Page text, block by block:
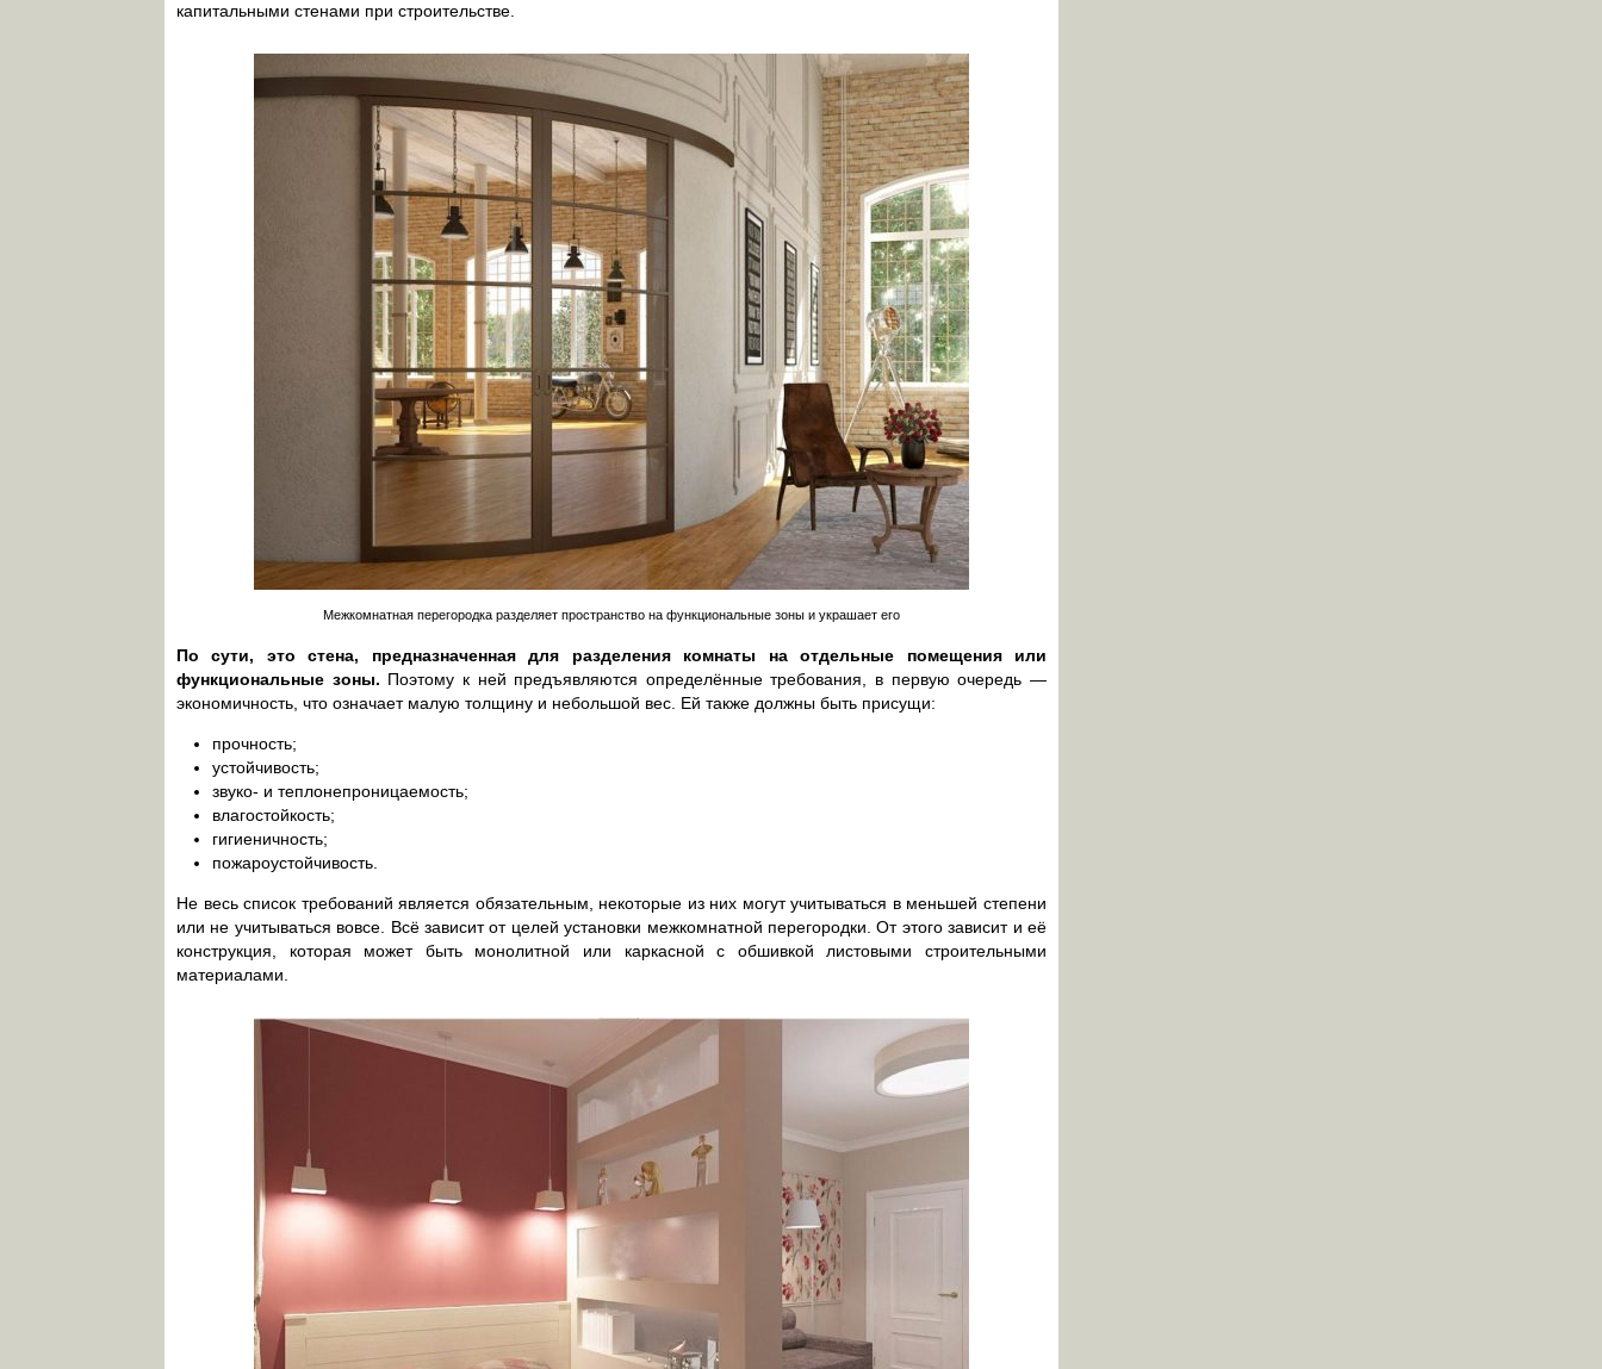
капитальными стенами при строительстве.
Межкомнатная перегородка разделяет пространство на функциональные зоны и украшает его
По сути, это стена, предназначенная для разделения комнаты на отдельные помещения или
функциональные зоны. Поэтому к ней предъявляются определённые требования, в первую очередь —
экономичность, что означает малую толщину и небольшой вес. Ей также должны быть присущи:
прочность;
устойчивость;
звуко- и теплонепроницаемость;
влагостойкость;
гигиеничность;
пожароустойчивость.
Не весь список требований является обязательным, некоторые из них могут учитываться в меньшей степени
или не учитываться вовсе. Всё зависит от целей установки межкомнатной перегородки. От этого зависит и её
конструкция, которая может быть монолитной или каркасной с обшивкой листовыми строительными
материалами.